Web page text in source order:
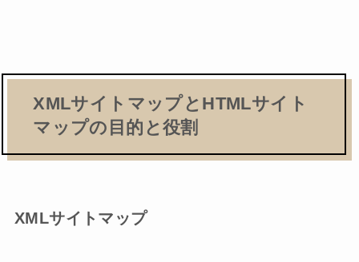
XMLサイトマップとHTMLサイト
マップの目的と役割
XMLサイトマップ